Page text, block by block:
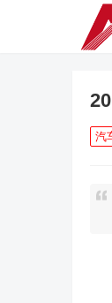
汽